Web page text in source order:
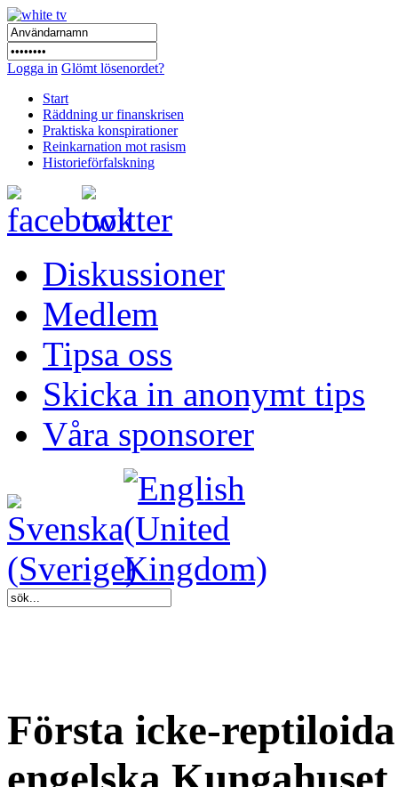
Logga in Glömt lösenordet?
Start
Räddning ur finanskrisen
Praktiska konspirationer
Reinkarnation mot rasism
Historieförfalskning
Diskussioner
Medlem
Tipsa oss
Skicka in anonymt tips
Våra sponsorer
Första icke-